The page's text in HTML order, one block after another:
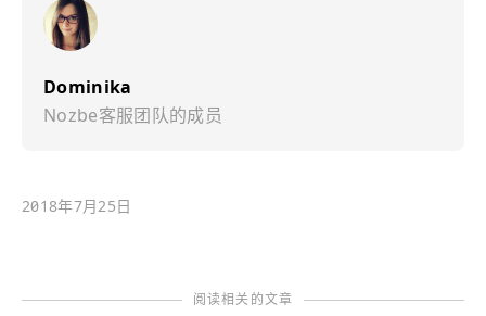
Dominika
Nozbe客服团队的成员
2018年7月25日
阅读相关的文章